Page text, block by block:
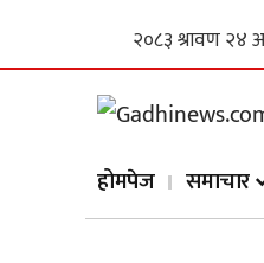
होमपेज समाचार